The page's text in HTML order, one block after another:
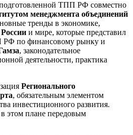
ТПП РФ совместно
менеджмента объединений
тренды в экономике,
России и мире, которые представил
РФ по финансовому рынку и
, законодательное
деятельности, практика
Регионального
, обязательным элементом
инвестиционного развития.
этом плане передовым